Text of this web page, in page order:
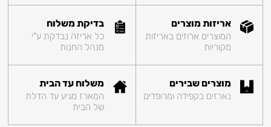
אריזות מוצרים
המוצרים ארוזים באריזות
מקוריות
בדיקת משלוח
כל אריזה נבדקת ע"י
מנהל החנות
מוצרים שבירים
נארזים בקפידה ומרופדים
משלוח עד הבית
המארז מגיע עד הדלת
של הבית